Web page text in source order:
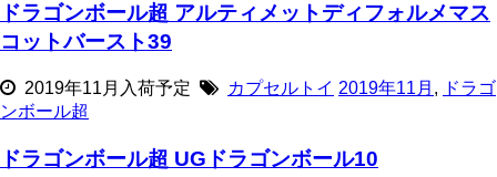
ドラゴンボール超 アルティメットディフォルメマス
コットバースト39
2019年11月入荷予定 カプセルトイ 2019年11月 , ドラゴ
ンボール超
ドラゴンボール超 UGドラゴンボール10